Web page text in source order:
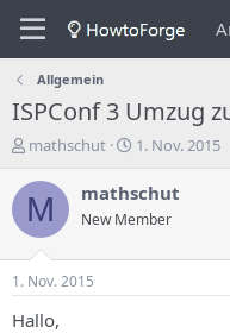
Allgemein
ISPConf 3 Umzug
E
s
t
e
l
e
r
mathschut
E
s
e
1. Nov. 2015
M mathschut
New Member
1. Nov. 2015
Hallo,